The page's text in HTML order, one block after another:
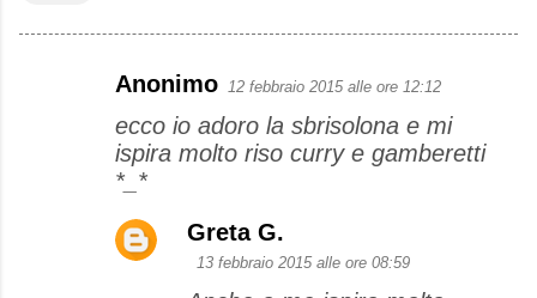
Anonimo 12 febbraio 2015 alle ore 12:12
ecco io adoro la sbrisolona e mi
ispira molto riso curry e gamberetti
*_*
Greta G.
13 febbraio 2015 alle ore 08:59